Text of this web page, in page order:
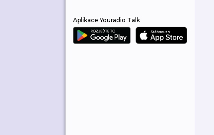
Aplikace Youradio Talk